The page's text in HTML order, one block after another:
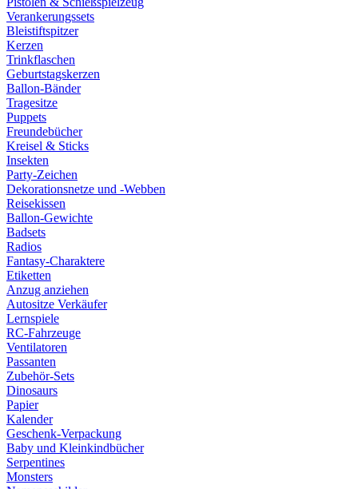
Verankerungssets
Bleistiftspitzer
Kerzen
Trinkflaschen
Geburtstagskerzen
Ballon-Bänder
Tragesitze
Puppets
Freundebücher
Kreisel & Sticks
Insekten
Party-Zeichen
Dekorationsnetze und -Webben
Reisekissen
Ballon-Gewichte
Badsets
Radios
Fantasy-Charaktere
Etiketten
Anzug anziehen
Autositze Verkäufer
Lernspiele
RC-Fahrzeuge
Ventilatoren
Passanten
Zubehör-Sets
Dinosaurs
Papier
Kalender
Geschenk-Verpackung
Baby und Kleinkindbücher
Serpentines
Monsters